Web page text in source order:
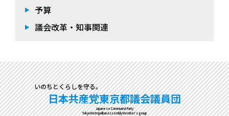
予算
議会改革・知事関連
いのちとくらしを守る。
日本共産党東京都議会議員団
Japanese Communist Party
Tokyo Metropolitan Assembly Member's group